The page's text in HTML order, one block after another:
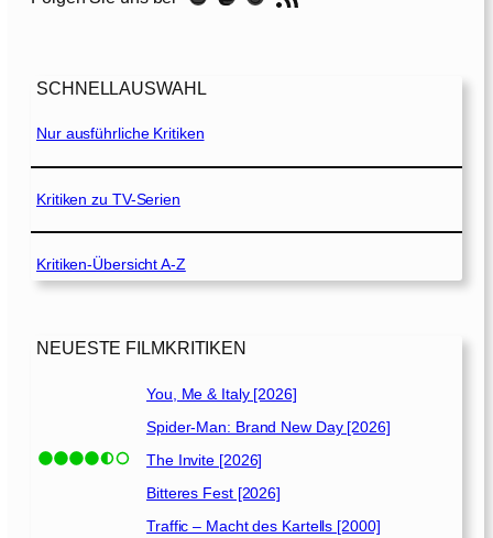
S
a
f
f
3
2
SCHNELLAUSWAHL
Nur ausführliche Kritiken
Kritiken zu TV-Serien
Kritiken-Übersicht A-Z
NEUESTE FILMKRITIKEN
You, Me & Italy [2026]
Spider-Man: Brand New Day [2026]
The Invite [2026]
Bitteres Fest [2026]
Traffic – Macht des Kartells [2000]